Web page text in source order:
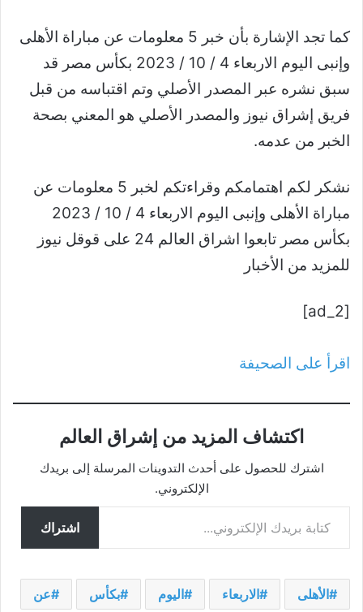
كما تجد الإشارة بأن خبر 5 معلومات عن مباراة الأهلى
وإنبى اليوم الاربعاء 4 / 10 / 2023 بكأس مصر قد
سبق نشره عبر المصدر الأصلي وتم اقتباسه من قبل
فريق إشراق نيوز والمصدر الأصلي هو المعني بصحة
الخبر من عدمه.
نشكر لكم اهتمامكم وقراءتكم لخبر 5 معلومات عن
مباراة الأهلى وإنبى اليوم الاربعاء 4 / 10 / 2023
بكأس مصر تابعوا اشراق العالم 24 على قوقل نيوز
للمزيد من الأخبار
[ad_2]
اقرأ على الصحيفة
اكتشاف المزيد من إشراق العالم
اشترك للحصول على أحدث التدوينات المرسلة إلى بريدك
الإلكتروني.
كتابة بريدك الإلكتروني...
اشتراك
الأهلى الاربعاء اليوم بكأس عن